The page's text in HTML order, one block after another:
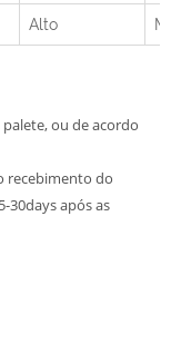
Alto
ou de acordo
recebimento do
30days após as